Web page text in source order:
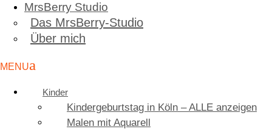
MrsBerry Studio
Das MrsBerry-Studio
Über mich
Kinder
Kindergeburtstag in Köln – ALLE anzeigen
Malen mit Aquarell